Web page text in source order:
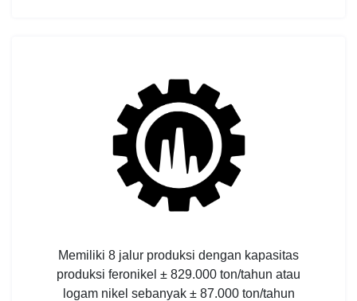
Memiliki 8 jalur produksi dengan kapasitas
produksi feronikel ± 829.000 ton/tahun atau
logam nikel sebanyak ± 87.000 ton/tahun